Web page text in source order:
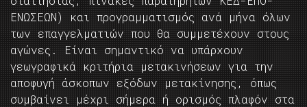
ΕΝΩΣΕΩΝ) και προγραμματισμός ανά μήνα όλων
των επαγγελματιών που θα συμμετέχουν στους
αγώνες. Είναι σημαντικό να υπάρχουν
γεωγραφικά κριτήρια μετακινήσεων για την
αποφυγή άσκοπων εξόδων μετακίνησης, όπως
συμβαίνει μέχρι σήμερα ή ορισμός πλαφόν στα